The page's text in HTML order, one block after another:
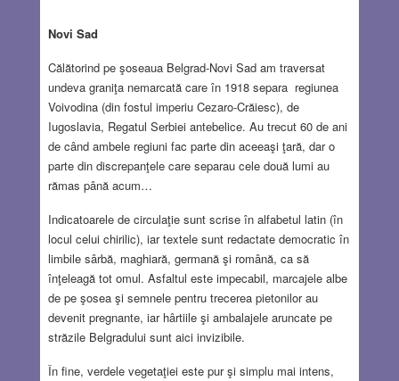
Novi Sad
Călătorind pe şoseaua Belgrad-Novi Sad am traversat
undeva graniţa nemarcată care în 1918 separa regiunea
Voivodina (din fostul imperiu Cezaro-Crăiesc), de
Iugoslavia, Regatul Serbiei antebelice. Au trecut 60 de ani
de când ambele regiuni fac parte din aceeaşi ţară, dar o
parte din discrepanţele care separau cele două lumi au
rămas până acum…
Indicatoarele de circulaţie sunt scrise în alfabetul latin (în
locul celui chirilic), iar textele sunt redactate democratic în
limbile sârbă, maghiară, germană şi română, ca să
înţeleagă tot omul. Asfaltul este impecabil, marcajele albe
de pe şosea şi semnele pentru trecerea pietonilor au
devenit pregnante, iar hârtiile şi ambalajele aruncate pe
străzile Belgradului sunt aici invizibile.
În fine, verdele vegetaţiei este pur şi simplu mai intens,